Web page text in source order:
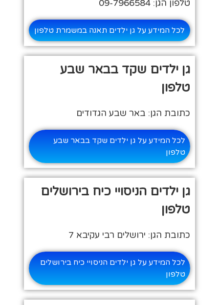
טלפון הגן: 09-7966584
לכל המידע על גן ילדים תאנה במשמרת טלפון
גן ילדים שקד בבאר שבע
טלפון
כתובת הגן: באר שבע הגדודים
לכל המידע על גן ילדים שקד בבאר שבע
טלפון
גן ילדים הניסויי כיח בירושלים
טלפון
כתובת הגן: ירושלים רבי עקיבא 7
לכל המידע על גן ילדים הניסויי כיח בירושלים
טלפון